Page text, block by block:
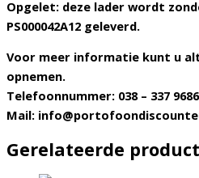
Opgelet: deze lader wordt
PS000042A12 geleverd.
Voor meer informatie kunt u
opnemen.
Telefoonnummer: 038 – 337 9686
Mail:
Gerelateerde